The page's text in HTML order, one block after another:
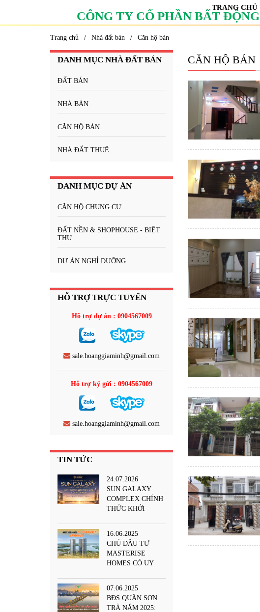
CÔNG TY CỔ PHẦN BẤT ĐỘNG
TRANG CHỦ
Trang chủ Nhà đất bán Căn hộ bán
DANH MỤC NHÀ ĐẤT BÁN
ĐẤT BÁN
NHÀ BÁN
CĂN HỘ BÁN
NHÀ ĐẤT THUÊ
DANH MỤC DỰ ÁN
CĂN HỘ CHUNG CƯ
ĐẤT NỀN & SHOPHOUSE - BIỆT
THỰ
DỰ ÁN NGHỈ DƯỠNG
HỖ TRỢ TRỰC TUYẾN
Hỗ trợ dự án : 0904567009
sale.hoanggiaminh@gmail.com
Hỗ trợ ký gửi : 0904567009
sale.hoanggiaminh@gmail.com
TIN TỨC
24.07.2026
SUN GALAXY
COMPLEX CHÍNH
THỨC KHỞI
TƯỢNG KIẾN
TRÚC MỚI BÊN
SÔNG HÀN
16.06.2025
CHỦ ĐẦU TƯ
MASTERISE
HOMES CÓ UY
DỰ ÁN
MASTERISE?
07.06.2025
BĐS QUẬN SƠN
TRÀ NĂM 2025:
CĂN HỘ BÁN